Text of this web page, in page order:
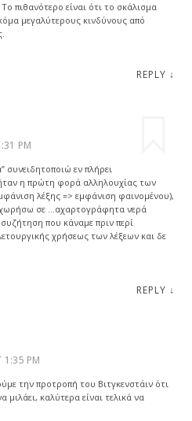
πιθανότερο είναι ότι το σκάλισμα
μεγαλύτερους κινδύνους από
REPLY ↓
PM
εν πλήρει
η πρώτη φορά αλληλουχίας των
λέξης => εμφάνιση φαινομένου),
σε …αχαρτογράφητα νερά
που κάναμε πριν περί
χρήσεως των λέξεων και δε
REPLY ↓
1:35 PM
την προτροπή του Βιτγκενστάιν ότι
μιλάει, καλύτερα είναι τελικά να